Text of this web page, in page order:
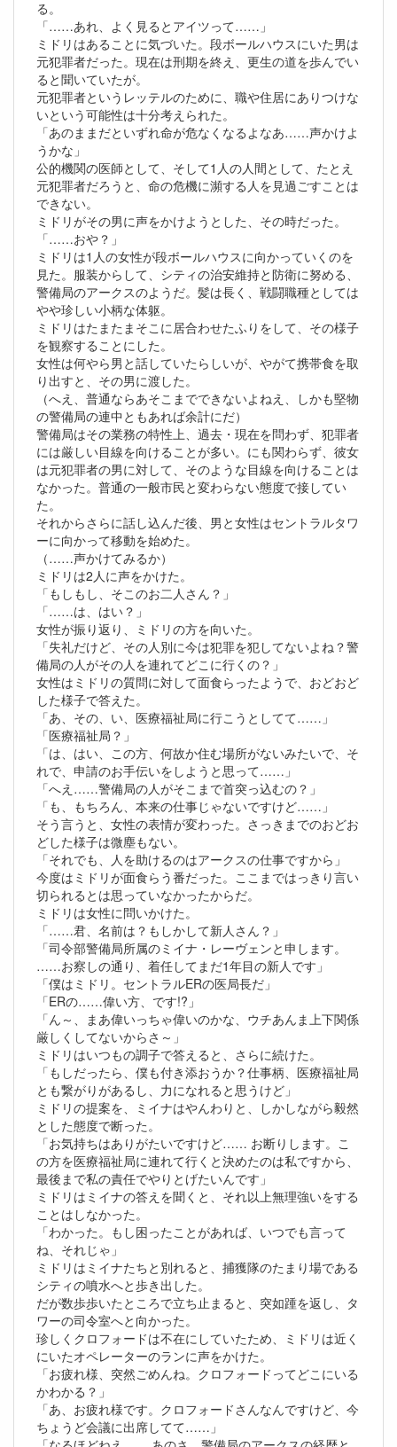
る。
「……あれ、よく見るとアイツって……」
ミドリはあることに気づいた。段ボールハウスにいた男は
元犯罪者だった。現在は刑期を終え、更生の道を歩んでい
ると聞いていたが。
元犯罪者というレッテルのために、職や住居にありつけな
いという可能性は十分考えられた。
「あのままだといずれ命が危なくなるよなあ……声かけよ
うかな」
公的機関の医師として、そして1人の人間として、たとえ
元犯罪者だろうと、命の危機に瀕する人を見過ごすことは
できない。
ミドリがその男に声をかけようとした、その時だった。
「……おや？」
ミドリは1人の女性が段ボールハウスに向かっていくのを
見た。服装からして、シティの治安維持と防衛に努める、
警備局のアークスのようだ。髪は長く、戦闘職種としては
やや珍しい小柄な体躯。
ミドリはたまたまそこに居合わせたふりをして、その様子
を観察することにした。
女性は何やら男と話していたらしいが、やがて携帯食を取
り出すと、その男に渡した。
（へえ、普通ならあそこまでできないよねえ、しかも堅物
の警備局の連中ともあれば余計にだ）
警備局はその業務の特性上、過去・現在を問わず、犯罪者
には厳しい目線を向けることが多い。にも関わらず、彼女
は元犯罪者の男に対して、そのような目線を向けることは
なかった。普通の一般市民と変わらない態度で接してい
た。
それからさらに話し込んだ後、男と女性はセントラルタワ
ーに向かって移動を始めた。
（……声かけてみるか）
ミドリは2人に声をかけた。
「もしもし、そこのお二人さん？」
「……は、はい？」
女性が振り返り、ミドリの方を向いた。
「失礼だけど、その人別に今は犯罪を犯してないよね？警
備局の人がその人を連れてどこに行くの？」
女性はミドリの質問に対して面食らったようで、おどおど
した様子で答えた。
「あ、その、い、医療福祉局に行こうとしてて……」
「医療福祉局？」
「は、はい、この方、何故か住む場所がないみたいで、そ
れで、申請のお手伝いをしようと思って……」
「へえ……警備局の人がそこまで首突っ込むの？」
「も、もちろん、本来の仕事じゃないですけど……」
そう言うと、女性の表情が変わった。さっきまでのおどお
どした様子は微塵もない。
「それでも、人を助けるのはアークスの仕事ですから」
今度はミドリが面食らう番だった。ここまではっきり言い
切られるとは思っていなかったからだ。
ミドリは女性に問いかけた。
「……君、名前は？もしかして新人さん？」
「司令部警備局所属のミイナ・レーヴェンと申します。
……お察しの通り、着任してまだ1年目の新人です」
「僕はミドリ。セントラルERの医局長だ」
「ERの……偉い方、です!?」
「ん～、まあ偉いっちゃ偉いのかな、ウチあんま上下関係
厳しくしてないからさ～」
ミドリはいつもの調子で答えると、さらに続けた。
「もしだったら、僕も付き添おうか？仕事柄、医療福祉局
とも繋がりがあるし、力になれると思うけど」
ミドリの提案を、ミイナはやんわりと、しかしながら毅然
とした態度で断った。
「お気持ちはありがたいですけど…… お断りします。こ
の方を医療福祉局に連れて行くと決めたのは私ですから、
最後まで私の責任でやりとげたいんです」
ミドリはミイナの答えを聞くと、それ以上無理強いをする
ことはしなかった。
「わかった。もし困ったことがあれば、いつでも言って
ね、それじゃ」
ミドリはミイナたちと別れると、捕獲隊のたまり場である
シティの噴水へと歩き出した。
だが数歩歩いたところで立ち止まると、突如踵を返し、タ
ワーの司令室へと向かった。
珍しくクロフォードは不在にしていたため、ミドリは近く
にいたオペレーターのランに声をかけた。
「お疲れ様、突然ごめんね。クロフォードってどこにいる
かわかる？」
「あ、お疲れ様です。クロフォードさんなんですけど、今
ちょうど会議に出席してて……」